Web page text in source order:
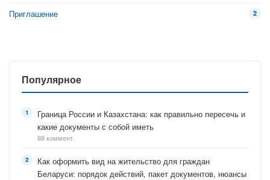
Приглашение 2
Популярное
Граница России и Казахстана: как правильно пересечь и
какие документы с собой иметь
88 коммент.
Как оформить вид на жительство для граждан
Беларуси: порядок действий, пакет документов, нюансы